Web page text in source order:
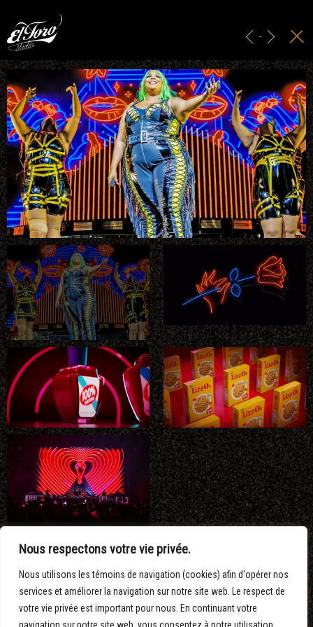
Nous respectons votre vie privée.
Nous utilisons les témoins de navigation (cookies) afin d'opérer nos
services et améliorer la navigation sur notre site web. Le respect de
votre vie privée est important pour nous. En continuant votre
PUBLICITÉ & IDENTITÉ
PROJECTION
STUDIO
CONTACT
-
PARTAGER :